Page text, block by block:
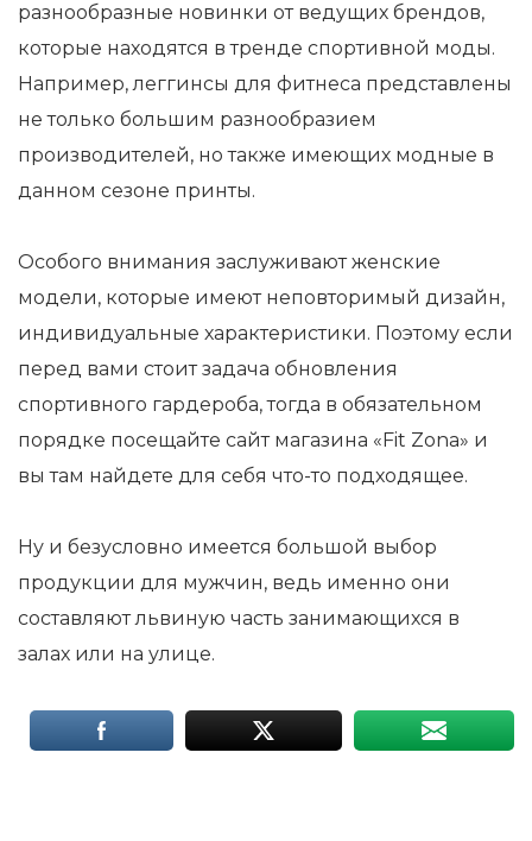
разнообразные новинки от ведущих брендов,
которые находятся в тренде спортивной моды.
Например, леггинсы для фитнеса представлены
не только большим разнообразием
производителей, но также имеющих модные в
данном сезоне принты.
Особого внимания заслуживают женские
модели, которые имеют неповторимый дизайн,
индивидуальные характеристики. Поэтому если
перед вами стоит задача обновления
спортивного гардероба, тогда в обязательном
порядке посещайте сайт магазина «Fit Zona» и
вы там найдете для себя что-то подходящее.
Ну и безусловно имеется большой выбор
продукции для мужчин, ведь именно они
составляют львиную часть занимающихся в
залах или на улице.